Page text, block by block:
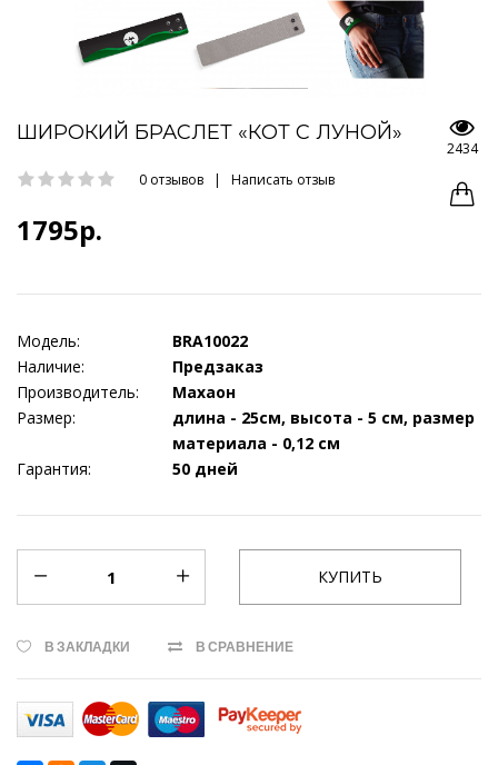
ШИРОКИЙ БРАСЛЕТ «КОТ С ЛУНОЙ»
0 отзывов | Написать отзыв
1795р.
2434
Модель:
BRA10022
Наличие:
Предзаказ
Производитель:
Махаон
Размер:
длина - 25см, высота - 5 см, размер
материала - 0,12 см
Гарантия:
50 дней
В ЗАКЛАДКИ В СРАВНЕНИЕ